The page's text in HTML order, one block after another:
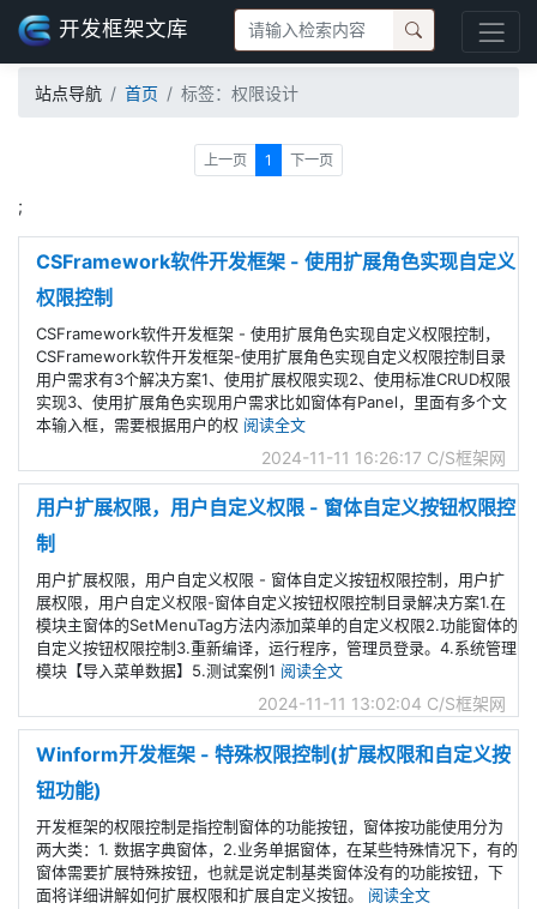
开发框架文库
站点导航 首页 标签：权限设计
上一页 1 下一页
;
CSFramework软件开发框架 - 使用扩展角色实现自定义
权限控制
CSFramework软件开发框架 - 使用扩展角色实现自定义权限控制，
CSFramework软件开发框架-使用扩展角色实现自定义权限控制目录
用户需求有3个解决方案1、使用扩展权限实现2、使用标准CRUD权限
实现3、使用扩展角色实现用户需求比如窗体有Panel，里面有多个文
本输入框，需要根据用户的权 阅读全文
2024-11-11 16:26:17 C/S框架网
用户扩展权限，用户自定义权限 - 窗体自定义按钮权限控
制
用户扩展权限，用户自定义权限 - 窗体自定义按钮权限控制，用户扩
展权限，用户自定义权限-窗体自定义按钮权限控制目录解决方案1.在
模块主窗体的SetMenuTag方法内添加菜单的自定义权限2.功能窗体的
自定义按钮权限控制3.重新编译，运行程序，管理员登录。4.系统管理
模块【导入菜单数据】5.测试案例1 阅读全文
2024-11-11 13:02:04 C/S框架网
Winform开发框架 - 特殊权限控制(扩展权限和自定义按
钮功能)
开发框架的权限控制是指控制窗体的功能按钮，窗体按功能使用分为
两大类：1. 数据字典窗体，2.业务单据窗体，在某些特殊情况下，有的
窗体需要扩展特殊按钮，也就是说定制基类窗体没有的功能按钮，下
面将详细讲解如何扩展权限和扩展自定义按钮。 阅读全文